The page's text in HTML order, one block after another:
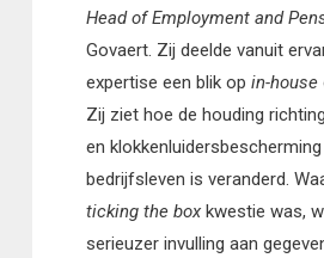
Head of Employment and
Govaert. Zij deelde vanuit
expertise een blik op in-house
Zij ziet hoe de houding
en
bedrijfsleven is veranderd.
ticking the boxkwestie was,
serieuzer invulling aan